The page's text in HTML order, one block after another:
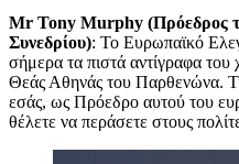
Mr Tony Murphy (Πρόεδρος
Συνεδρίου): Το Ευρωπαϊκό
σήμερα τα πιστά αντίγραφα του
Θεάς Αθηνάς του Παρθενώνα.
εσάς, ως Πρόεδρο αυτού του
θέλετε να περάσετε στους